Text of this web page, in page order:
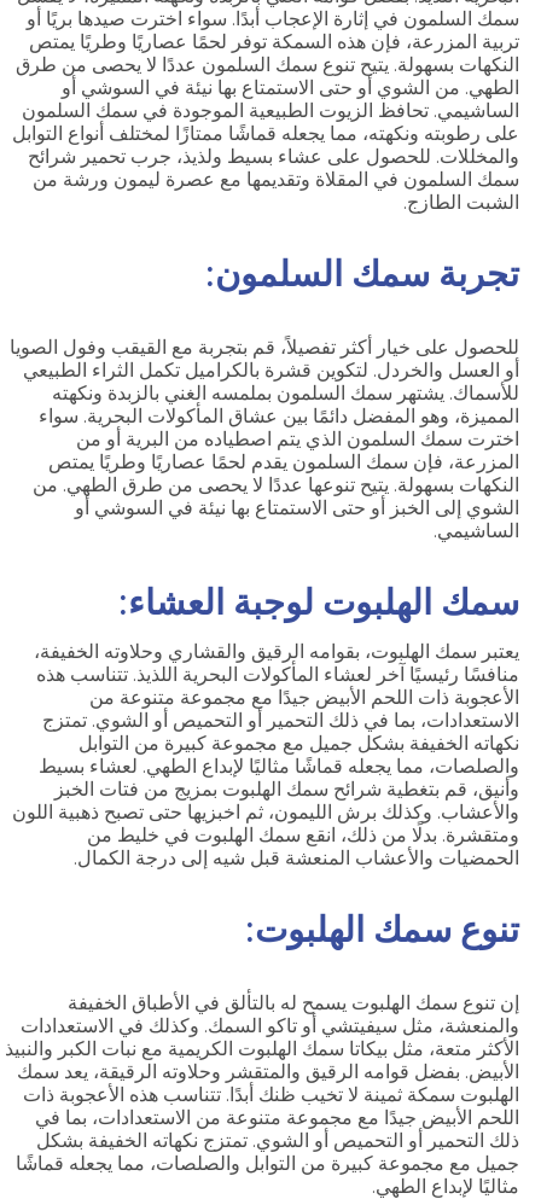
سمك السلمون في إثارة الإعجاب أبدًا. سواء اخترت صيدها بريًا أو
تربية المزرعة، فإن هذه السمكة توفر لحمًا عصاريًا وطريًا يمتص
النكهات بسهولة. يتيح تنوع سمك السلمون عددًا لا يحصى من طرق
الطهي. من الشوي أو حتى الاستمتاع بها نيئة في السوشي أو
الساشيمي. تحافظ الزيوت الطبيعية الموجودة في سمك السلمون
على رطوبته ونكهته، مما يجعله قماشًا ممتازًا لمختلف أنواع التوابل
والمخللات. للحصول على عشاء بسيط ولذيذ، جرب تحمير شرائح
سمك السلمون في المقلاة وتقديمها مع عصرة ليمون ورشة من
الشبت الطازج.
تجربة سمك السلمون:
للحصول على خيار أكثر تفصيلاً، قم بتجربة مع القيقب وفول الصويا
أو العسل والخردل. لتكوين قشرة بالكراميل تكمل الثراء الطبيعي
للأسماك. يشتهر سمك السلمون بملمسه الغني بالزبدة ونكهته
المميزة، وهو المفضل دائمًا بين عشاق المأكولات البحرية. سواء
اخترت سمك السلمون الذي يتم اصطياده من البرية أو من
المزرعة، فإن سمك السلمون يقدم لحمًا عصاريًا وطريًا يمتص
النكهات بسهولة. يتيح تنوعها عددًا لا يحصى من طرق الطهي. من
الشوي إلى الخبز أو حتى الاستمتاع بها نيئة في السوشي أو
الساشيمي.
سمك الهلبوت لوجبة العشاء:
يعتبر سمك الهلبوت، بقوامه الرقيق والقشاري وحلاوته الخفيفة،
منافسًا رئيسيًا آخر لعشاء المأكولات البحرية اللذيذ. تتناسب هذه
الأعجوبة ذات اللحم الأبيض جيدًا مع مجموعة متنوعة من
الاستعدادات، بما في ذلك التحمير أو التحميص أو الشوي. تمتزج
نكهاته الخفيفة بشكل جميل مع مجموعة كبيرة من التوابل
والصلصات، مما يجعله قماشًا مثاليًا لإبداع الطهي. لعشاء بسيط
وأنيق، قم بتغطية شرائح سمك الهلبوت بمزيج من فتات الخبز
والأعشاب. وكذلك برش الليمون، ثم اخبزيها حتى تصبح ذهبية اللون
ومتقشرة. بدلًا من ذلك، انقع سمك الهلبوت في خليط من
الحمضيات والأعشاب المنعشة قبل شيه إلى درجة الكمال.
تنوع سمك الهلبوت:
إن تنوع سمك الهلبوت يسمح له بالتألق في الأطباق الخفيفة
والمنعشة، مثل سيفيتشي أو تاكو السمك. وكذلك في الاستعدادات
الأكثر متعة، مثل بيكاتا سمك الهلبوت الكريمية مع نبات الكبر والنبيذ
الأبيض. بفضل قوامه الرقيق والمتقشر وحلاوته الرقيقة، يعد سمك
الهلبوت سمكة ثمينة لا تخيب ظنك أبدًا. تتناسب هذه الأعجوبة ذات
اللحم الأبيض جيدًا مع مجموعة متنوعة من الاستعدادات، بما في
ذلك التحمير أو التحميص أو الشوي. تمتزج نكهاته الخفيفة بشكل
جميل مع مجموعة كبيرة من التوابل والصلصات، مما يجعله قماشًا
مثاليًا لإبداع الطهي.